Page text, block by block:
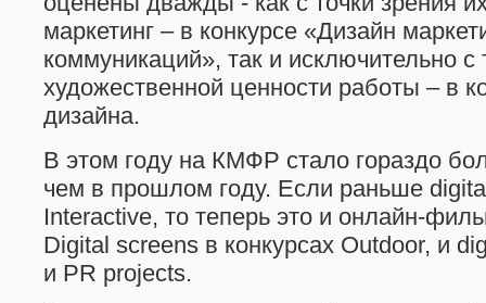
маркетинг – в конкурсе «Дизайн
коммуникаций», так и исключительно с
художественной ценности работы – в
дизайна.
В этом году на КМФР стало гораздо
чем в прошлом году. Если раньше
Interactive, то теперь это и онлайн-
Digital scrееns в конкурсах Outdoor, и
и PR projects.